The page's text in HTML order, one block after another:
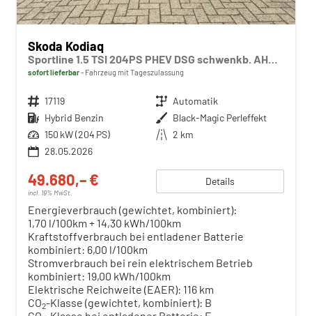
Skoda Kodiaq
Sportline 1.5 TSI 204PS PHEV DSG schwenkb. AHK elektr. PanoDach HUD Alcantara PDC v+h 360°Kamera CANTON Sound Klimaautomatik Sitzheizung Lenkradheizung Navi Apple CarPlay Android Auto 2xKeyless 19"LM vollelektr. Reichweite 116KM
sofort lieferbar Fahrzeug mit Tageszulassung
Fahrzeugnr. 17119 Getriebe Automatik
Kraftstoff Hybrid Benzin Außenfarbe Black-Magic Perleffekt
Leistung 150 kW (204 PS) Kilometerstand 2 km
28.05.2026
49.680,– €
incl. 19% MwSt.
Details
Energieverbrauch (gewichtet, kombiniert):
1,70 l/100km + 14,30 kWh/100km
Kraftstoffverbrauch bei entladener Batterie
kombiniert: 6,00 l/100km
Stromverbrauch bei rein elektrischem Betrieb
kombiniert: 19,00 kWh/100km
Elektrische Reichweite (EAER): 116 km
CO2-Klasse (gewichtet, kombiniert): B